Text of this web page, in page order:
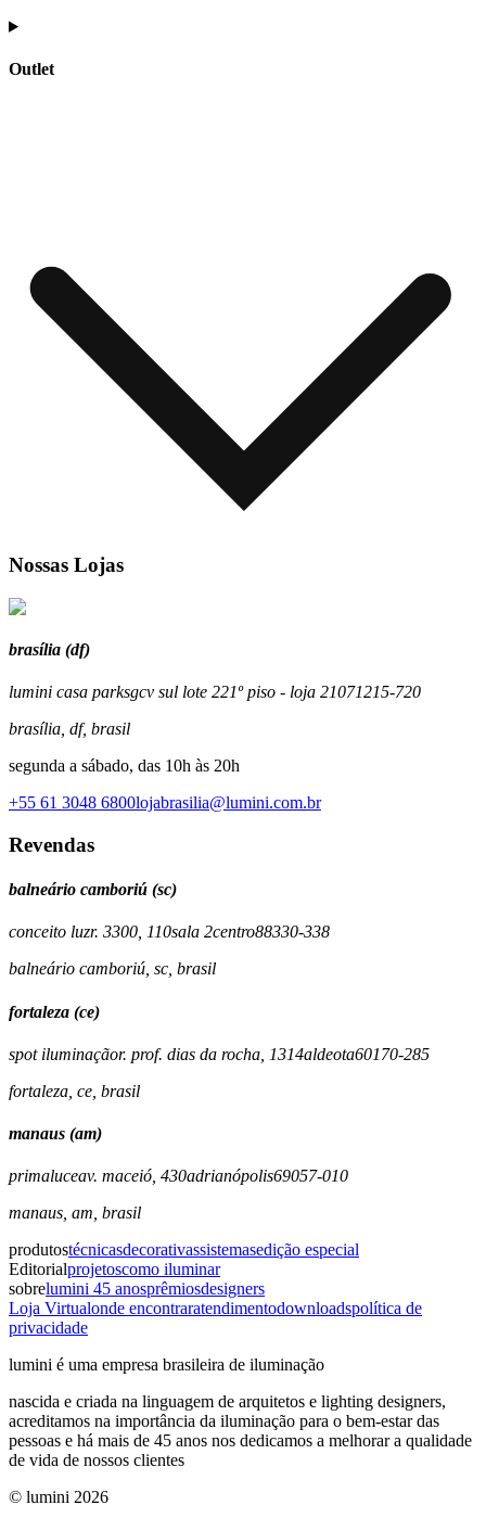
Outlet
Nossas Lojas
brasília (df)
lumini casa parksgcv sul lote 221º piso - loja 21071215-720
brasília df, brasil
segunda a sábado, das 10h às 20h
+55 61 3048 6800lojabrasilia@lumini.com.br
Revendas
balneário camboriú (sc)
conceito luzr. 3300, 110sala 2centro88330-338
balneário camboriú sc brasil
fortaleza (ce)
spot iluminaçãor. prof. dias da rocha, 1314aldeota60170-285
fortaleza ce brasil
manaus (am)
primaluceav. maceió, 430adrianópolis69057-010
manaus, am, brasil
produtostécnicasdecorativassistemasedição especial
Editorialprojetoscomo iluminar
sobrelumini 45 anosprêmiosdesigners
Loja Virtualonde encontraratendimentodownloadspolítica de
privacidade
lumini é uma empresa brasileira de iluminação
nascida e criada na linguagem de arquitetos e lighting designers,
acreditamos na importância da iluminação para o bem-estar das
pessoas e há mais de 45 anos nos dedicamos a melhorar a qualidade
de vida de nossos clientes
© lumini 2026